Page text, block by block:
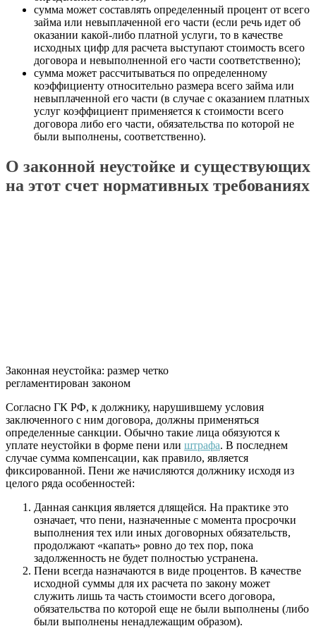
сумма может составлять определенный процент от всего
займа или невыплаченной его части (если речь идет об
оказании какой-либо платной услуги, то в качестве
исходных цифр для расчета выступают стоимость всего
договора и невыполненной его части соответственно);
сумма может рассчитываться по определенному
коэффициенту относительно размера всего займа или
невыплаченной его части (в случае с оказанием платных
услуг коэффициент применяется к стоимости всего
договора либо его части, обязательства по которой не
были выполнены, соответственно).
О законной неустойке и существующих
на этот счет нормативных требованиях
Законная неустойка: размер четко
регламентирован законом
Согласно ГК РФ, к должнику, нарушившему условия
заключенного с ним договора, должны применяться
определенные санкции. Обычно такие лица обязуются к
уплате неустойки в форме пени или штрафа. В последнем
случае сумма компенсации, как правило, является
фиксированной. Пени же начисляются должнику исходя из
целого ряда особенностей:
Данная санкция является длящейся. На практике это
означает, что пени, назначенные с момента просрочки
выполнения тех или иных договорных обязательств,
продолжают «капать» ровно до тех пор, пока
задолженность не будет полностью устранена.
Пени всегда назначаются в виде процентов. В качестве
исходной суммы для их расчета по закону может
служить лишь та часть стоимости всего договора,
обязательства по которой еще не были выполнены (либо
были выполнены ненадлежащим образом).